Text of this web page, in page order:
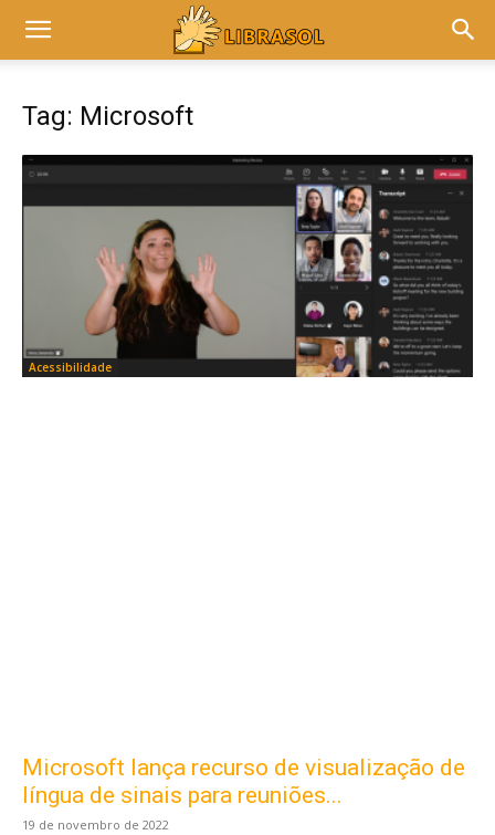
Tag: Microsoft
Acessibilidade
Microsoft lança recurso de visualização de
língua de sinais para reuniões...
19 de novembro de 2022
Este site usa cookies para garantir que você
obtenha a melhor experiência em nosso site.
Ao usar nosso site você consente cookies.